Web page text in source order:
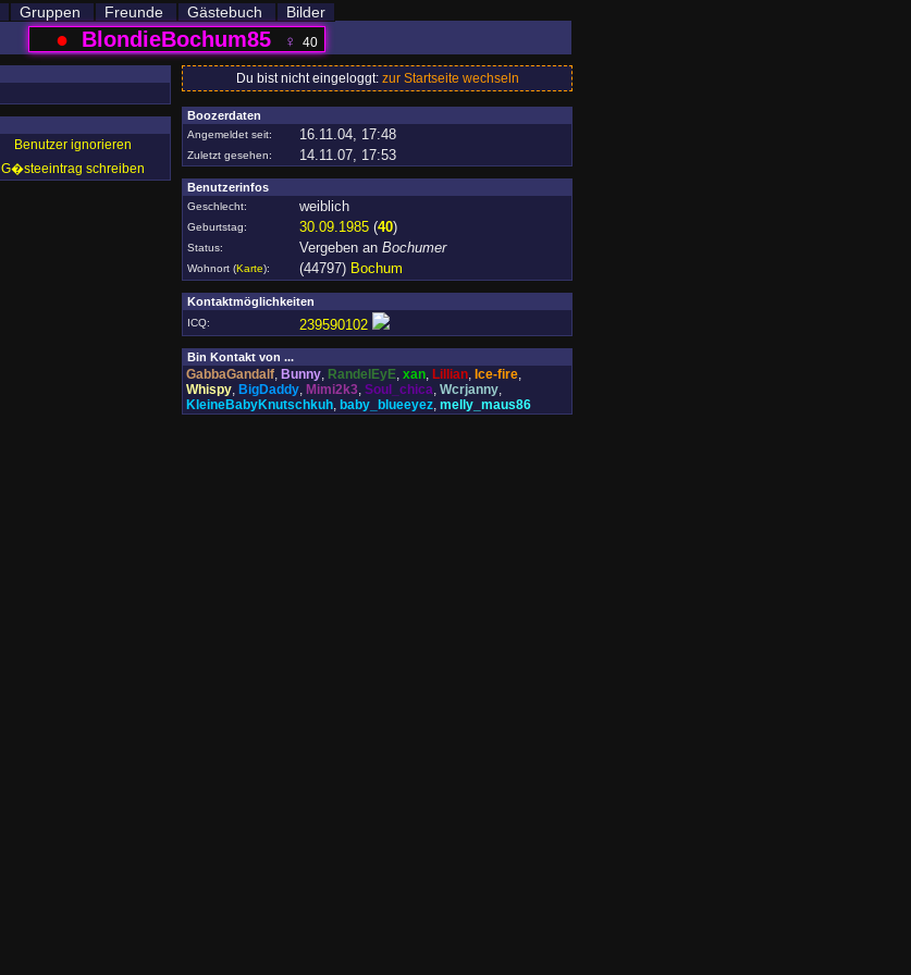
Gruppen Freunde Gästebuch Bilder
● BlondieBochum85 ♀ 40
Benutzer ignorieren
G�steeintrag schreiben
Du bist nicht eingeloggt: zur Startseite wechseln
Boozerdaten
Angemeldet seit: 16.11.04, 17:48
Zuletzt gesehen: 14.11.07, 17:53
Benutzerinfos
Geschlecht: weiblich
Geburtstag: 30.09.1985 (40)
Status: Vergeben an Bochumer
Wohnort (Karte): (44797) Bochum
Kontaktmöglichkeiten
ICQ: 239590102
Bin Kontakt von ...
GabbaGandalf, Bunny, RandelEyE, xan, Lillian, Ice-fire,
Whispy, BigDaddy, Mimi2k3, Soul_chica, Wcrjanny,
KleineBabyKnutschkuh, baby_blueeyez, melly_maus86